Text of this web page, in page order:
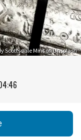
Scottsdale Mint on Unsplash